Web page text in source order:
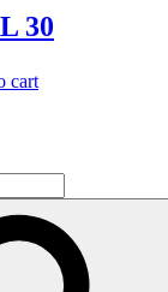
30
cart